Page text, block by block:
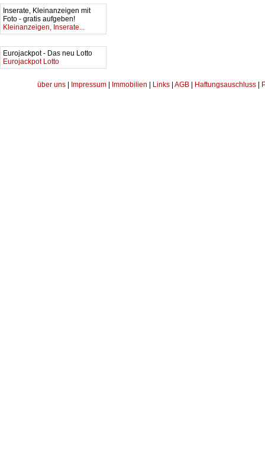
Inserate, Kleinanzeigen mit
Foto - gratis aufgeben!
Kleinanzeigen, Inserate...
Eurojackpot - Das neu Lotto
Eurojackpot Lotto
über uns Impressum Immobilien Links AGB Haftungsauschluss